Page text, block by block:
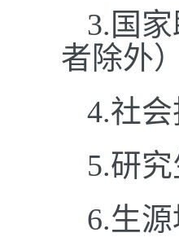
3.国
者除外）
4.社
5.研
6.生